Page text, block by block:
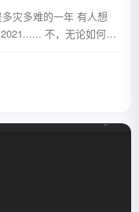
灾多难的一年 有人想
不，无论如何